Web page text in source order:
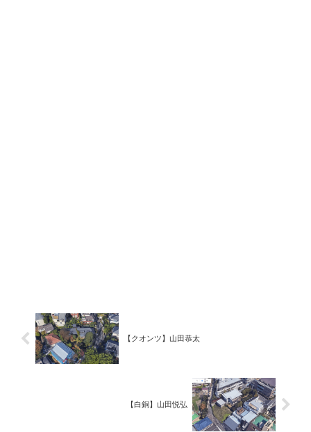
【クオンツ】山田恭太
【白銅】山田悦弘